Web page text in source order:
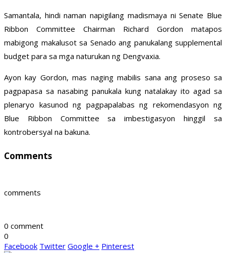
Samantala, hindi naman napigilang madismaya ni Senate Blue
Ribbon Committee Chairman Richard Gordon matapos
mabigong makalusot sa Senado ang panukalang supplemental
budget para sa mga naturukan ng Dengvaxia.
Ayon kay Gordon, mas naging mabilis sana ang proseso sa
pagpapasa sa nasabing panukala kung natalakay ito agad sa
plenaryo kasunod ng pagpapalabas ng rekomendasyon ng
Blue Ribbon Committee sa imbestigasyon hinggil sa
kontrobersyal na bakuna.
Comments
comments
0 comment
0
Facebook Twitter Google + Pinterest